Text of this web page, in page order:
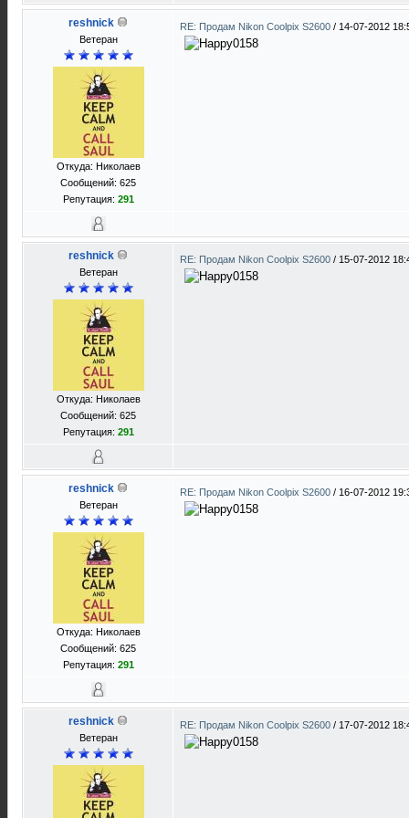
reshnick
Ветеран
Откуда: Николаев
Сообщений: 625
Репутация: 291
RE: Продам Nikon Coolpix S2600 / 14-07-2012
reshnick
Ветеран
Откуда: Николаев
Сообщений: 625
Репутация: 291
RE: Продам Nikon Coolpix S2600 / 15-07-2012
reshnick
Ветеран
Откуда: Николаев
Сообщений: 625
Репутация: 291
RE: Продам Nikon Coolpix S2600 / 16-07-2012
reshnick
Ветеран
RE: Продам Nikon Coolpix S2600 / 17-07-2012